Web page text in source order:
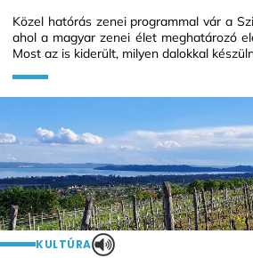
KULTÚRA
Közel hatórás zenei programmal vár a
ahol a magyar zenei élet meghatározó
Most az is kiderült, milyen dalokkal